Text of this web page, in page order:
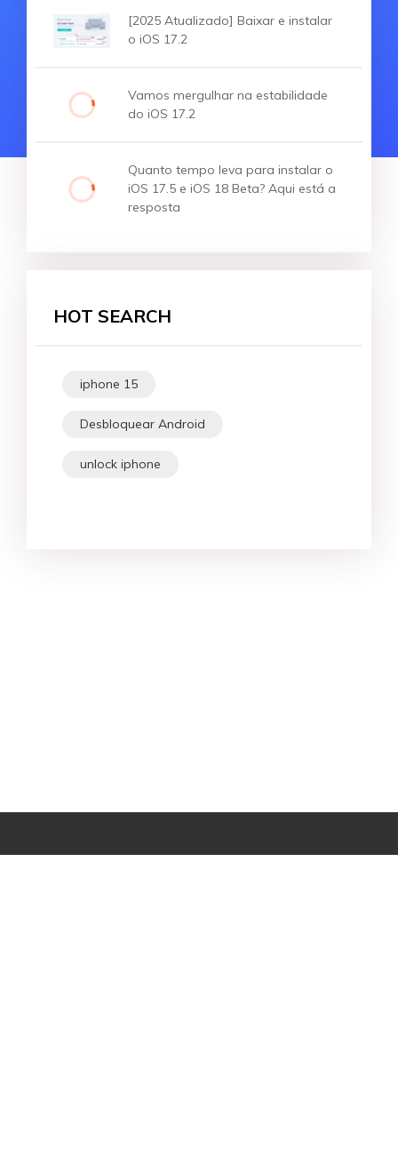
[2025 Atualizado] Baixar e instalar
o iOS 17.2
Vamos mergulhar na estabilidade
do iOS 17.2
Quanto tempo leva para instalar o
iOS 17.5 e iOS 18 Beta? Aqui está a
resposta
HOT SEARCH
iphone 15
Desbloquear Android
unlock iphone